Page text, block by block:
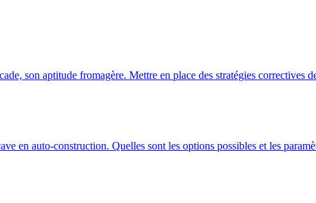
son aptitude fromagère. Mettre en place des stratégies correctives
en auto-construction. Quelles sont les options possibles et les